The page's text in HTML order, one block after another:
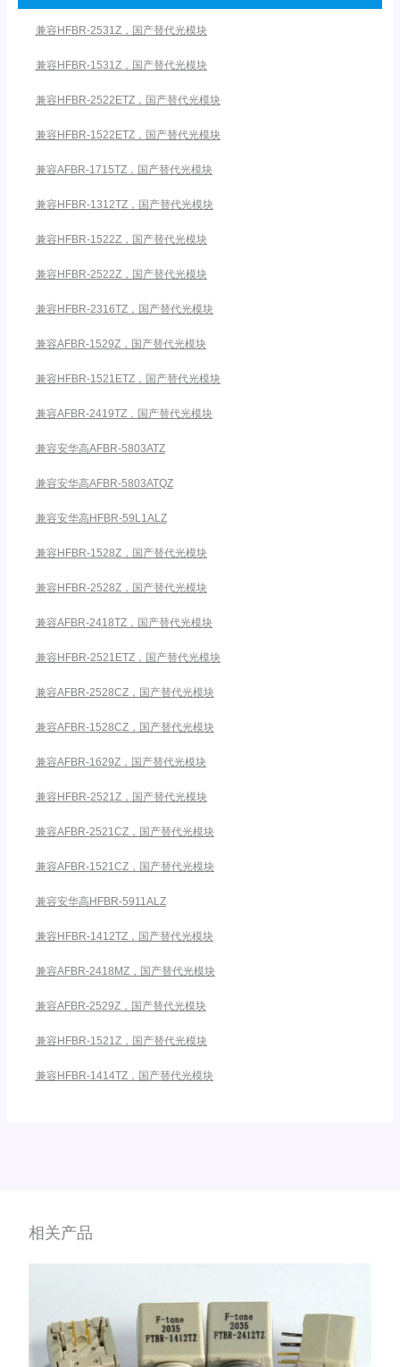
兼容HFBR-2531Z，国产替代光模块
兼容HFBR-1531Z，国产替代光模块
兼容HFBR-2522ETZ，国产替代光模块
兼容HFBR-1522ETZ，国产替代光模块
兼容AFBR-1715TZ，国产替代光模块
兼容HFBR-1312TZ，国产替代光模块
兼容HFBR-1522Z，国产替代光模块
兼容HFBR-2522Z，国产替代光模块
兼容HFBR-2316TZ，国产替代光模块
兼容AFBR-1529Z，国产替代光模块
兼容HFBR-1521ETZ，国产替代光模块
兼容AFBR-2419TZ，国产替代光模块
兼容安华高AFBR-5803ATZ
兼容安华高AFBR-5803ATQZ
兼容安华高HFBR-59L1ALZ
兼容HFBR-1528Z，国产替代光模块
兼容HFBR-2528Z，国产替代光模块
兼容AFBR-2418TZ，国产替代光模块
兼容HFBR-2521ETZ，国产替代光模块
兼容AFBR-2528CZ，国产替代光模块
兼容AFBR-1528CZ，国产替代光模块
兼容AFBR-1629Z，国产替代光模块
兼容HFBR-2521Z，国产替代光模块
兼容AFBR-2521CZ，国产替代光模块
兼容AFBR-1521CZ，国产替代光模块
兼容安华高HFBR-5911ALZ
兼容HFBR-1412TZ，国产替代光模块
兼容AFBR-2418MZ，国产替代光模块
兼容AFBR-2529Z，国产替代光模块
兼容HFBR-1521Z，国产替代光模块
兼容HFBR-1414TZ，国产替代光模块
相关产品